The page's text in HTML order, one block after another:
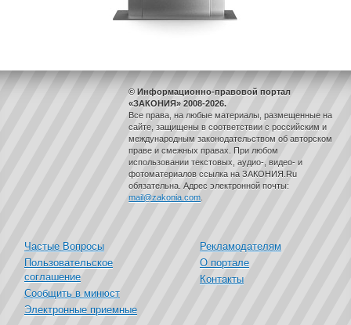
© Информационно-правовой портал
«ЗАКОНИЯ» 2008-2026.
Все права, на любые материалы, размещенные на
сайте, защищены в соответствии с российским и
международным законодательством об авторском
праве и смежных правах. При любом
использовании текстовых, аудио-, видео- и
фотоматериалов ссылка на ЗАКОНИЯ.Ru
обязательна. Адрес электронной почты:
mail@zakonia.com
Частые Вопросы
Пользовательское
соглашение
Сообщить в минюст
Электронные приемные
Рекламодателям
О портале
Контакты